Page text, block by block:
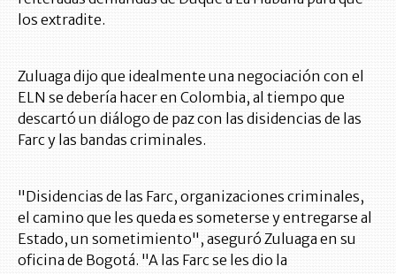
los extradite.
Zuluaga dijo que idealmente una negociación con el
ELN se debería hacer en Colombia, al tiempo que
descartó un diálogo de paz con las disidencias de las
Farc y las bandas criminales.
"Disidencias de las Farc, organizaciones criminales,
el camino que les queda es someterse y entregarse al
Estado, un sometimiento", aseguró Zuluaga en su
oficina de Bogotá. "A las Farc se les dio la